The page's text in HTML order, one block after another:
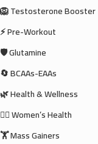
🦁 Testosterone Booster
⚡ Pre-Workout
🛡️ Glutamine
🔄 BCAAs-EAAs
🌿 Health & Wellness
🧘‍♀️ Women’s Health
🏋️ Mass Gainers